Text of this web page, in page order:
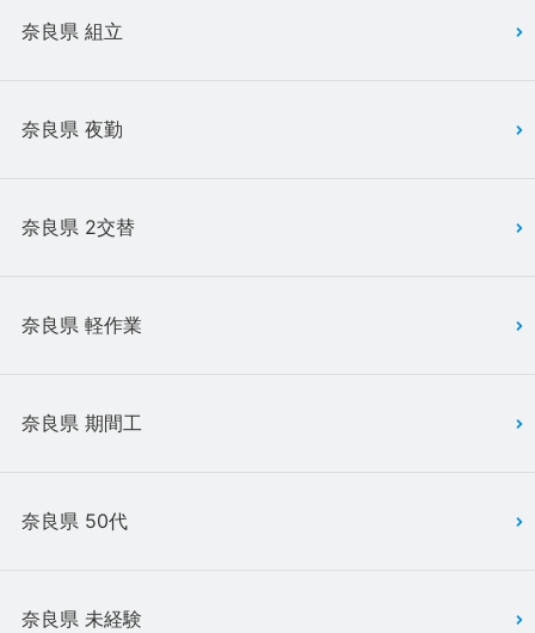
奈良県 組立
奈良県 夜勤
奈良県 2交替
奈良県 軽作業
奈良県 期間工
奈良県 50代
奈良県 未経験